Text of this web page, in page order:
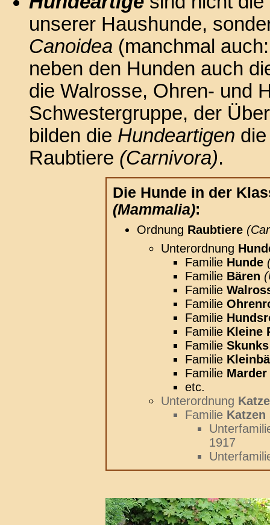
unserer Haushunde,
Canoidea (manchmal
neben den Hunden auch
die Walrosse, Ohren- und
Schwestergruppe, der
bilden die Hundeartigen
Raubtiere (Carnivora).
Die Hunde in der
(Mammalia):
Ordnung Raubtiere
Unterordnung
Familie Hunde
Familie Bären
Familie
Familie
Familie
Familie Kleine
Familie Skunks
Familie
Familie Marder
etc.
Unterordnung
Familie Katzen
1917